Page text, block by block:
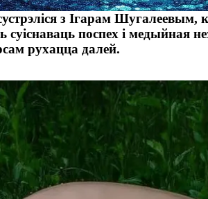
з Ігарам Шугалеевым,
поспех і медыйная
рухацца далей.